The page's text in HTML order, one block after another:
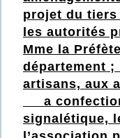
projet du
les autorités
Mme la
département ;
artisans, aux
a
signalétique,